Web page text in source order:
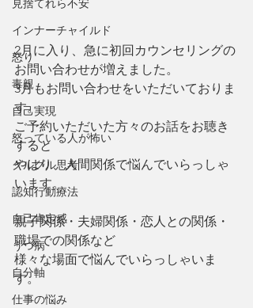
見捨てれら不安
インナーチャイルド
怒り
毒親
自己実現
怒っている人が怖い
グルグル思考
認知行動療法
自己肯定感
うつ病
自分軸
仕事の悩み
2月に入り、急に初回カウンセリングの
お問い合わせが増えました。
3月もお問い合わせをいただいておりま
す。
ご予約いただいた方々のお話をお聴き
すると
やはり、人間関係で悩んでいらっしゃ
います。
親子関係・夫婦関係・恋人との関係・
職場での関係など
様々な場面で悩んでいらっしゃいま
す。